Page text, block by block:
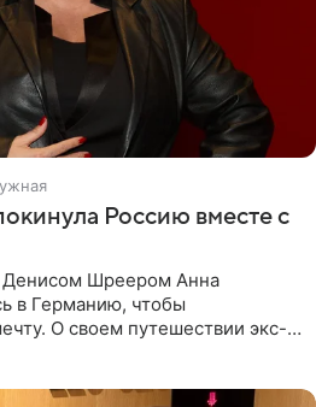
Россию вместе с
Денисом Шреером Анна
в Германию, чтобы
О своем путешествии экс-